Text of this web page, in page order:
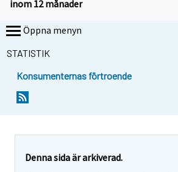
inom 12 månader
Öppna menyn
STATISTIK
Konsumenternas förtroende
Denna sida är arkiverad.